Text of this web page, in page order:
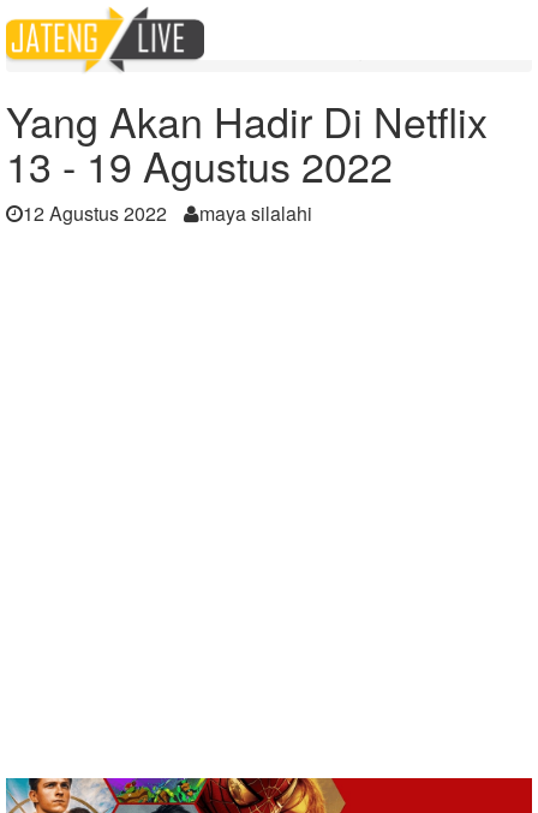
Home
Berita
Yang Akan Hadir Di Netflix 13 - 19 Agustus 2022
Yang Akan Hadir Di Netflix
13 - 19 Agustus 2022
12 Agustus 2022 maya silalahi